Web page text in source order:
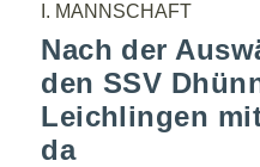
I. MANNSCHAFT
Nach der
den SSV
Leichlingen
da